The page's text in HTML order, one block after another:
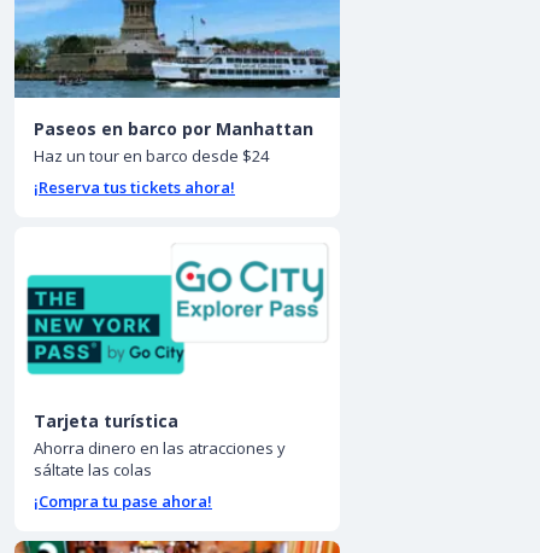
Paseos en barco por Manhattan
Haz un tour en barco desde $24
¡Reserva tus tickets ahora!
Tarjeta turística
Ahorra dinero en las atracciones y
sáltate las colas
¡Compra tu pase ahora!